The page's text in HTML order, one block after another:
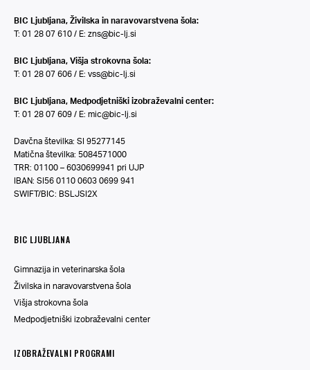
BIC Ljubljana, Živilska in naravovarstvena šola:
T: 01 28 07 610 / E: zns@bic-lj.si
BIC Ljubljana, Višja strokovna šola:
T: 01 28 07 606 / E: vss@bic-lj.si
BIC Ljubljana, Medpodjetniški izobraževalni center:
T: 01 28 07 609 / E: mic@bic-lj.si
Davčna številka: SI 95277145
Matična številka: 5084571000
TRR: 01100 – 6030699941 pri UJP
IBAN: SI56 0110 0603 0699 941
SWIFT/BIC: BSLJSI2X
BIC LJUBLJANA
Gimnazija in veterinarska šola
Živilska in naravovarstvena šola
Višja strokovna šola
Medpodjetniški izobraževalni center
IZOBRAŽEVALNI PROGRAMI